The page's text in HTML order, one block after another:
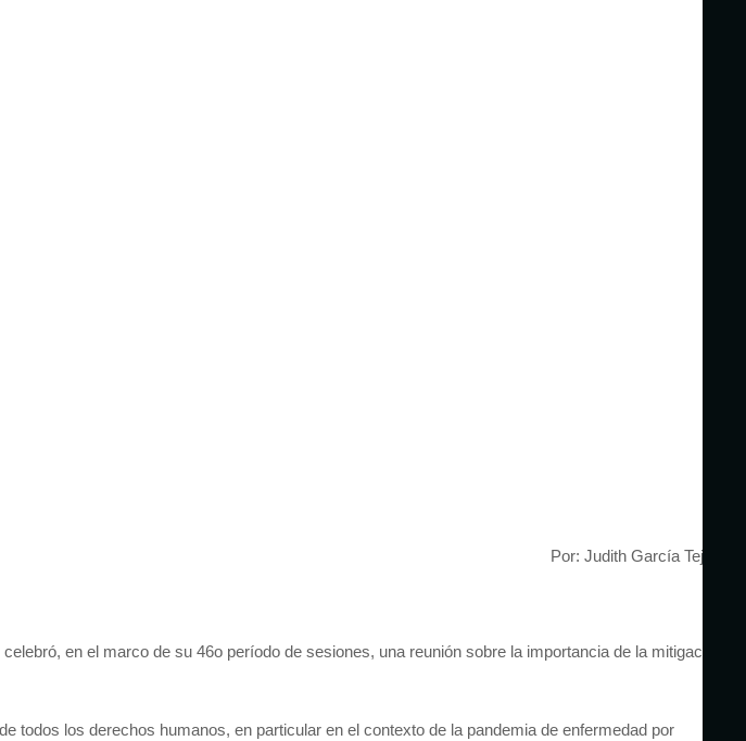
Por: Judith García Tejeiro
en el marco de su 46o período de sesiones, una reunión sobre la importancia de la mitigación
todos los derechos humanos, en particular en el contexto de la pandemia de enfermedad por